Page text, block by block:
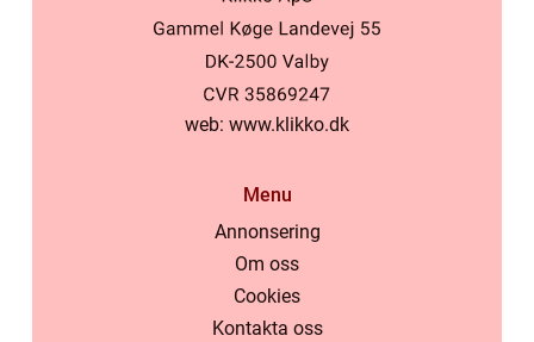
web: www.klikko.dk
Menu
Annonsering
Om oss
Cookies
Kontakta oss